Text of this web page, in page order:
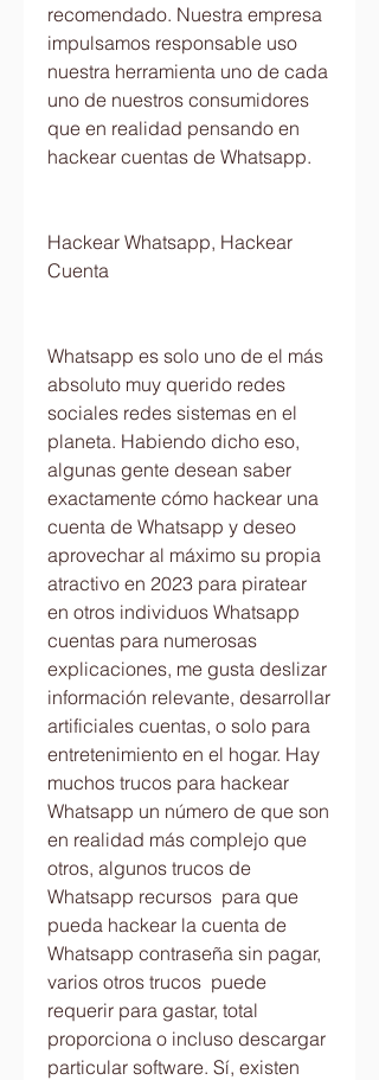
recomendado. Nuestra empresa
impulsamos responsable uso
nuestra herramienta uno de cada
uno de nuestros consumidores
que en realidad pensando en
hackear cuentas de Whatsapp.
Hackear Whatsapp, Hackear
Cuenta
Whatsapp es solo uno de el más
absoluto muy querido redes
sociales redes sistemas en el
planeta. Habiendo dicho eso,
algunas gente desean saber
exactamente cómo hackear una
cuenta de Whatsapp y deseo
aprovechar al máximo su propia
atractivo en 2023 para piratear
en otros individuos Whatsapp
cuentas para numerosas
explicaciones, me gusta deslizar
información relevante, desarrollar
artificiales cuentas, o solo para
entretenimiento en el hogar. Hay
muchos trucos para hackear
Whatsapp un número de que son
en realidad más complejo que
otros, algunos trucos de
Whatsapp recursos  para que
pueda hackear la cuenta de
Whatsapp contraseña sin pagar,
varios otros trucos  puede
requerir para gastar, total
proporciona o incluso descargar
particular software. Sí, existen